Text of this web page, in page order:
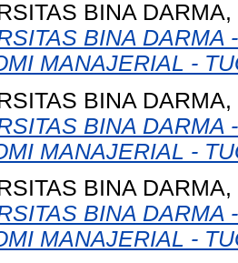
BINA
BINA DARMA
MANAJERIAL -
BINA
BINA DARMA
MANAJERIAL -
BINA
BINA DARMA
MANAJERIAL -